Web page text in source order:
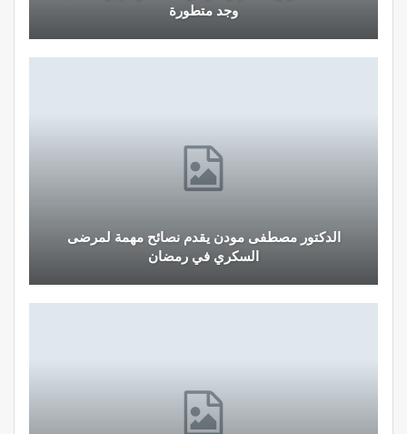
وجد متطورة
الدكتور مصطفى مودن يقدم نصائح مهمة لمرضى
السكري في رمضان